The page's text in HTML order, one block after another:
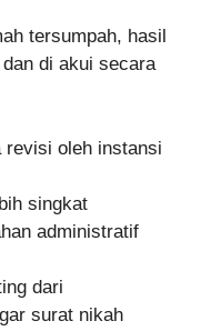
tersumpah, hasil
di akui secara
revisi oleh instansi
singkat
administratif
dari
surat nikah